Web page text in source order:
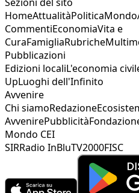
HomeAttualitàPoliticaMondo
CommentiEconomiaVita e
CuraFamigliaRubriche
Pubblicazioni
Edizioni localiL'economia
UpLuoghi dell'Infinito
Avvenire
Chi siamoRedazione
AvvenirePubblicità
Mondo CEI
SIRRadio InBluTV2000FISC